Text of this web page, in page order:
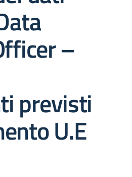
–
previsti
U.E